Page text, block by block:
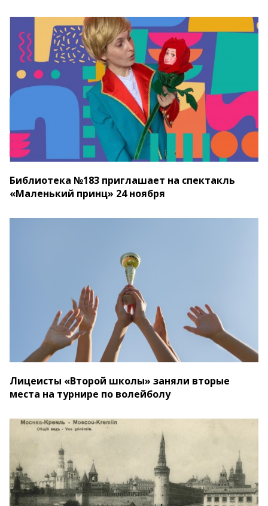
Библиотека №183 приглашает на спектакль
«Маленький принц» 24 ноября
Лицеисты «Второй школы» заняли вторые
места на турнире по волейболу